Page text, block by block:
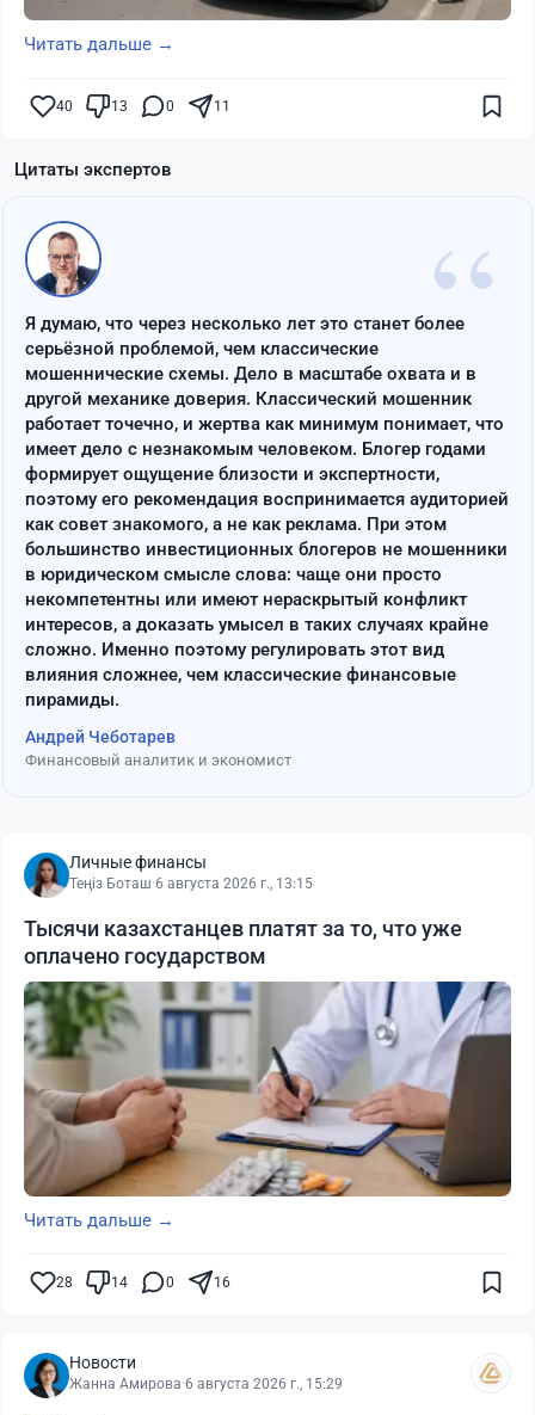
Читать дальше →
40 13 0 11
Цитаты экспертов
“
Я думаю, что через несколько лет это станет более
серьёзной проблемой, чем классические
мошеннические схемы. Дело в масштабе охвата и в
другой механике доверия. Классический мошенник
работает точечно, и жертва как минимум понимает, что
имеет дело с незнакомым человеком. Блогер годами
формирует ощущение близости и экспертности,
поэтому его рекомендация воспринимается аудиторией
как совет знакомого, а не как реклама. При этом
большинство инвестиционных блогеров не мошенники
в юридическом смысле слова: чаще они просто
некомпетентны или имеют нераскрытый конфликт
интересов, а доказать умысел в таких случаях крайне
сложно. Именно поэтому регулировать этот вид
влияния сложнее, чем классические финансовые
пирамиды.
Андрей Чеботарев
Финансовый аналитик и экономист
Личные финансы
Теңіз Боташ·6 августа 2026 г., 13:15
Тысячи казахстанцев платят за то, что уже
оплачено государством
Читать дальше →
28 14 0 16
Новости
Жанна Амирова·6 августа 2026 г., 15:29